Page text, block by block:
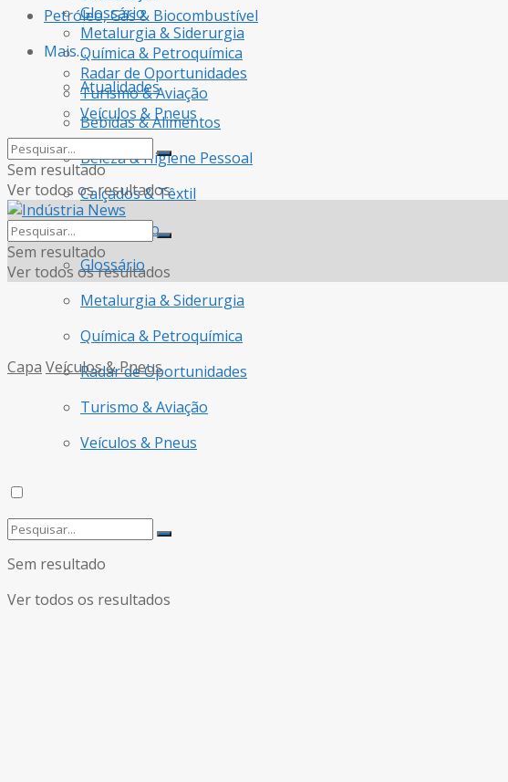
Petróleo, Gás & Biocombustível
Mais…
Atualidades
Bebidas & Alimentos
Beleza & Higiene Pessoal
Calçados & Têxtil
Construção
Glossário
Metalurgia & Siderurgia
Química & Petroquímica
Radar de Oportunidades
Turismo & Aviação
Veículos & Pneus
Sem resultado
Ver todos os resultados
Glossário
Metalurgia & Siderurgia
Química & Petroquímica
Radar de Oportunidades
Turismo & Aviação
Veículos & Pneus
Sem resultado
Ver todos os resultados
Sem resultado
Ver todos os resultados
Capa Veículos & Pneus